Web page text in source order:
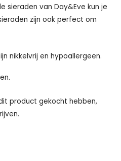
sieraden van Day&Eve kun je
zijn ook perfect om
nikkelvrij en hypoallergeen.
product gekocht hebben,